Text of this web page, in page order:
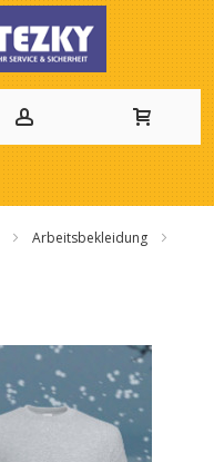
Arbeitsbekleidung